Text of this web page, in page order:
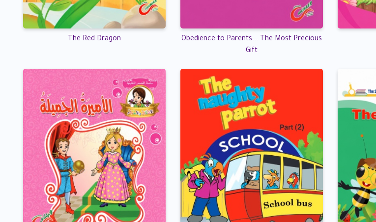
Obedience to Parents... The Most Precious
Gift
The Red Dragon